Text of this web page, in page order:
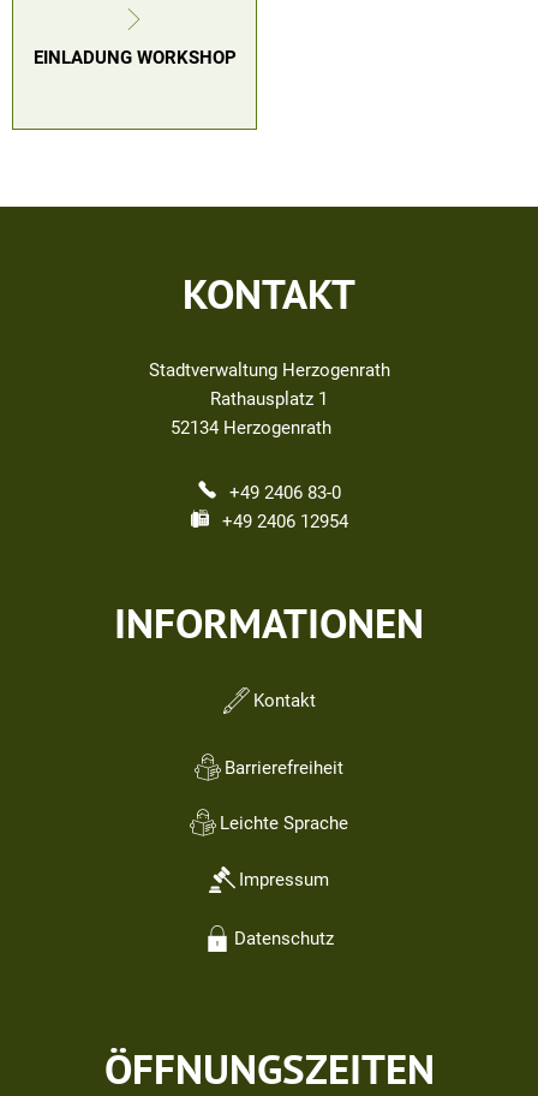
EINLADUNG WORKSHOP
KONTAKT
Stadtverwaltung Herzogenrath
Rathausplatz 1
52134 Herzogenrath
+49 2406 83-0
+49 2406 12954
INFORMATIONEN
Kontakt
Barrierefreiheit
Leichte Sprache
Impressum
Datenschutz
ÖFFNUNGSZEITEN